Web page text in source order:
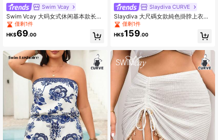
Swim Vcay
Swim Vcay 大码女式休闲基本款长款
罩衫僅剩1件
HK$69.00
Slaydiva CURVE
Slaydiva 大尺碼女款純色掛脖上衣搭
配多層荷葉邊下裝兩件式泳衣
僅剩1件
HK$159.00